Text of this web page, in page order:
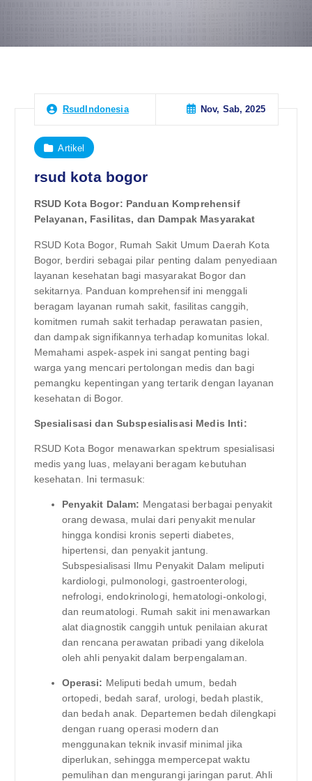
RsudIndonesia Nov, Sab, 2025
Artikel
rsud kota bogor
RSUD Kota Bogor: Panduan Komprehensif
Pelayanan, Fasilitas, dan Dampak Masyarakat
RSUD Kota Bogor, Rumah Sakit Umum Daerah Kota
Bogor, berdiri sebagai pilar penting dalam penyediaan
layanan kesehatan bagi masyarakat Bogor dan
sekitarnya. Panduan komprehensif ini menggali
beragam layanan rumah sakit, fasilitas canggih,
komitmen rumah sakit terhadap perawatan pasien,
dan dampak signifikannya terhadap komunitas lokal.
Memahami aspek-aspek ini sangat penting bagi
warga yang mencari pertolongan medis dan bagi
pemangku kepentingan yang tertarik dengan layanan
kesehatan di Bogor.
Spesialisasi dan Subspesialisasi Medis Inti:
RSUD Kota Bogor menawarkan spektrum spesialisasi
medis yang luas, melayani beragam kebutuhan
kesehatan. Ini termasuk:
Penyakit Dalam: Mengatasi berbagai penyakit
orang dewasa, mulai dari penyakit menular
hingga kondisi kronis seperti diabetes,
hipertensi, dan penyakit jantung.
Subspesialisasi Ilmu Penyakit Dalam meliputi
kardiologi, pulmonologi, gastroenterologi,
nefrologi, endokrinologi, hematologi-onkologi,
dan reumatologi. Rumah sakit ini menawarkan
alat diagnostik canggih untuk penilaian akurat
dan rencana perawatan pribadi yang dikelola
oleh ahli penyakit dalam berpengalaman.
Operasi: Meliputi bedah umum, bedah
ortopedi, bedah saraf, urologi, bedah plastik,
dan bedah anak. Departemen bedah dilengkapi
dengan ruang operasi modern dan
menggunakan teknik invasif minimal jika
diperlukan, sehingga mempercepat waktu
pemulihan dan mengurangi jaringan parut. Ahli